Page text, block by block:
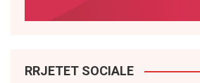
RRJETET SOCIALE